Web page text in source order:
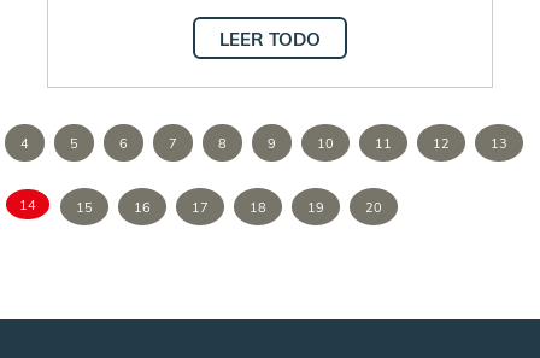
LEER TODO
4 5 6 7 8 9 10 11 12 13
14 15 16 17 18 19 20